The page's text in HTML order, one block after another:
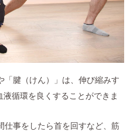
「腱（けん）」は、伸び縮みす
液循環を良くすることができま
仕事をしたら首を回すなど、筋